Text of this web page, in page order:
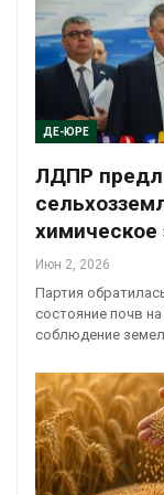
ДЕ-ЮРЕ
ЛДПР
химическое
Июн 2, 2026
Партия
состояние почв
соблюдение